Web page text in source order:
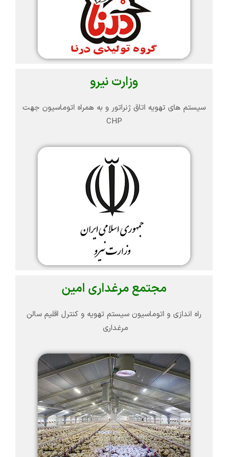
وزارت نیرو
سیستم های تهویه اتاق ژنراتور و به همراه اتوماسیون جهت
CHP
مجتمع مرغداری امین
راه اندازی و اتوماسیون سیستم تهویه و کنترل اقلیم سالن
مرغداری